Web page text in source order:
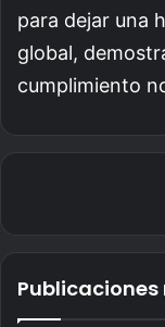
para dejar una
global,
cumplimiento